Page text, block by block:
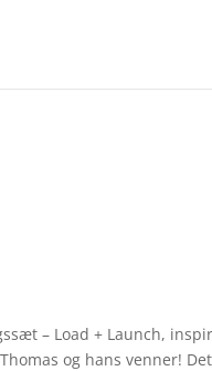
– Load + Launch,
og hans venner!